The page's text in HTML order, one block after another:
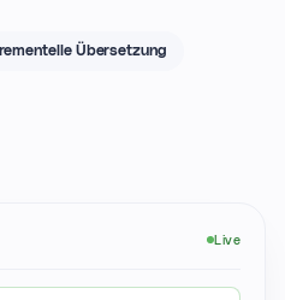
Übersetzung
Live